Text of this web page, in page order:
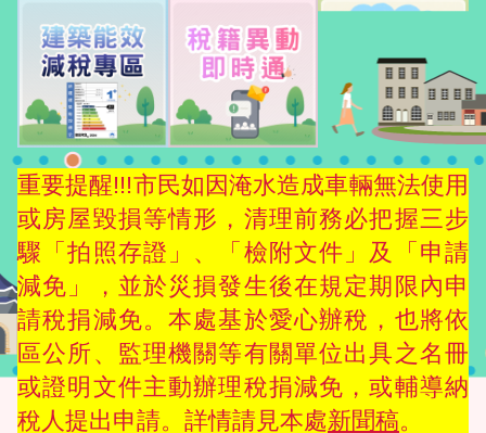
重要提醒!!!市民如因淹水造成車輛無法使用
或房屋毀損等情形，清理前務必把握三步
驟「拍照存證」、「檢附文件」及「申請
減免」，並於災損發生後在規定期限內申
請稅捐減免。本處基於愛心辦稅，也將依
區公所、監理機關等有關單位出具之名冊
或證明文件主動辦理稅捐減免，或輔導納
稅人提出申請。詳情請見本處新聞稿。